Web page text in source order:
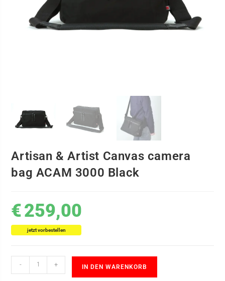
Artisan & Artist Canvas camera
bag ACAM 3000 Black
€259,00
jetzt vorbestellen
- + IN DEN WARENKORB